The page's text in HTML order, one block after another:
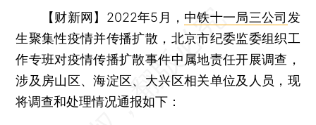
【财新网】 2022年5月， 中铁十一局三公司 发
生聚集性疫情并传播扩散，北京市纪委监委组织工
作专班对疫情传播扩散事件中属地责任开展调查，
涉及房山区、海淀区、大兴区相关单位及人员，现
将调查和处理情况通报如下：